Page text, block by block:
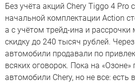
Без учёта акций Chery Tiggo 4 Pro
начальной комплектации Action
а с учётом трейд-ина и
скидку до 240 тысяч рублей.
автомобили продавали по
всяких оговорок. Пока на
автомобили Chery, но не все: есть